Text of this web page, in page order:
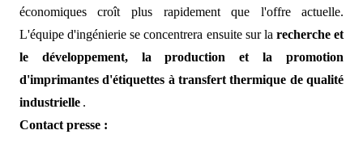
économiques croît plus rapidement que l'offre actuelle.
L'équipe d'ingénierie se concentrera ensuite sur la recherche et
le développement, la production et la promotion
d'imprimantes d'étiquettes à transfert thermique de qualité
industrielle .
Contact presse :